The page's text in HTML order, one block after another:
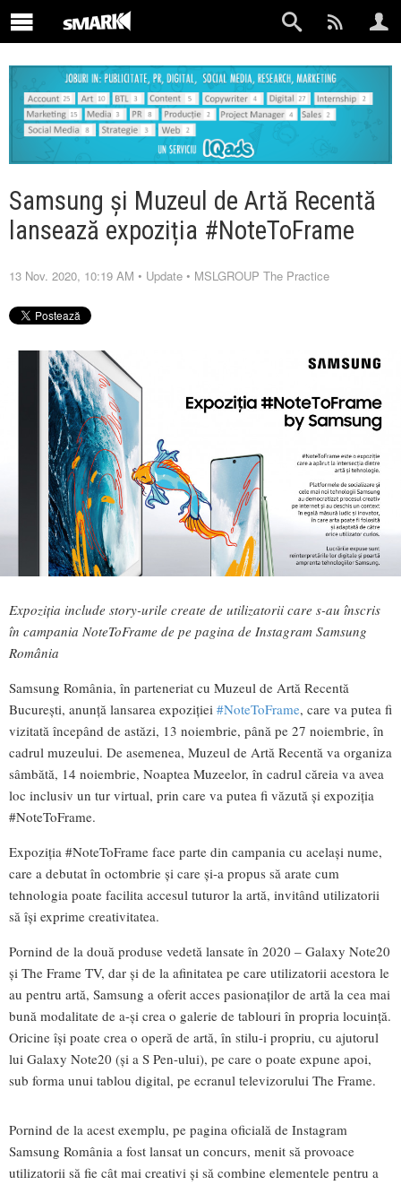
Samsung și Muzeul de Artă Recentă
lansează expoziția #NoteToFrame
13 Nov. 2020, 10:19 AM • Update • MSLGROUP The Practice
Expoziția include story-urile create de utilizatorii care s-au înscris
în campania NoteToFrame de pe pagina de Instagram Samsung
România
Samsung România, în parteneriat cu Muzeul de Artă Recentă
București, anunță lansarea expoziției #NoteToFrame, care va putea fi
vizitată începând de astăzi, 13 noiembrie, până pe 27 noiembrie, în
cadrul muzeului. De asemenea, Muzeul de Artă Recentă va organiza
sâmbătă, 14 noiembrie, Noaptea Muzeelor, în cadrul căreia va avea
loc inclusiv un tur virtual, prin care va putea fi văzută și expoziția
#NoteToFrame.
Expoziția #NoteToFrame face parte din campania cu același nume,
care a debutat în octombrie și care și-a propus să arate cum
tehnologia poate facilita accesul tuturor la artă, invitând utilizatorii
să își exprime creativitatea.
Pornind de la două produse vedetă lansate în 2020 – Galaxy Note20
și The Frame TV, dar și de la afinitatea pe care utilizatorii acestora le
au pentru artă, Samsung a oferit acces pasionaților de artă la cea mai
bună modalitate de a-și crea o galerie de tablouri în propria locuință.
Oricine își poate crea o operă de artă, în stilu-i propriu, cu ajutorul
lui Galaxy Note20 (și a S Pen-ului), pe care o poate expune apoi,
sub forma unui tablou digital, pe ecranul televizorului The Frame.
Pornind de la acest exemplu, pe pagina oficială de Instagram
Samsung România a fost lansat un concurs, menit să provoace
utilizatorii să fie cât mai creativi și să combine elementele pentru a